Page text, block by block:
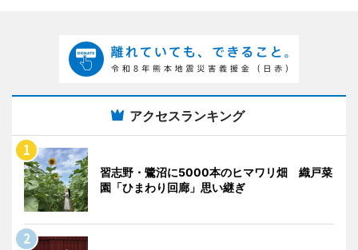
アクセスランキング
習志野・鷺沼に5000本のヒマワリ畑 織戸菜
園「ひまわり回廊」思い継ぎ